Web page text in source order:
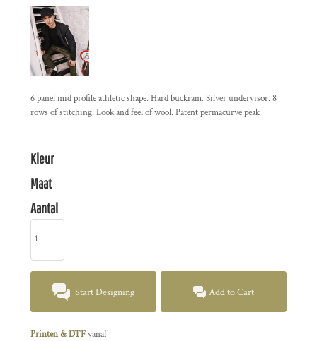
6 panel mid profile athletic shape. Hard buckram. Silver undervisor. 8
rows of stitching. Look and feel of wool. Patent permacurve peak
Kleur
Maat
Aantal
Start Designing Add to Cart
Printen & DTFvanaf